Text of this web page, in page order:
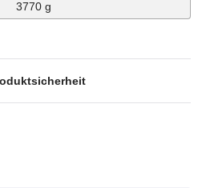
3770 g